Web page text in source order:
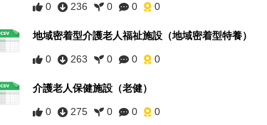
0 236 0 0 0
地域密着型介護老人福祉施設（地域密着型特養）
0 263 0 0 0
介護老人保健施設（老健）
0 275 0 0 0